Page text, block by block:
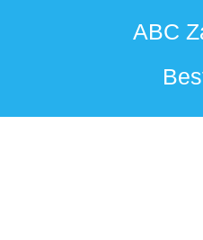
ABC